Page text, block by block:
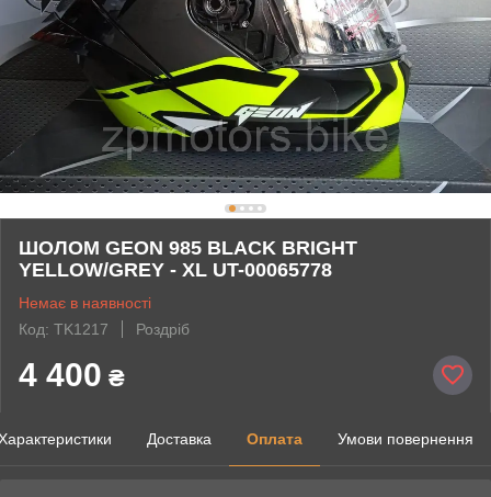
ШОЛОМ GEON 985 BLACK BRIGHT
YELLOW/GREY - XL UT-00065778
Немає в наявності
Код: TK1217
Роздріб
4 400 ₴
Доставка Оплата Умови повернення